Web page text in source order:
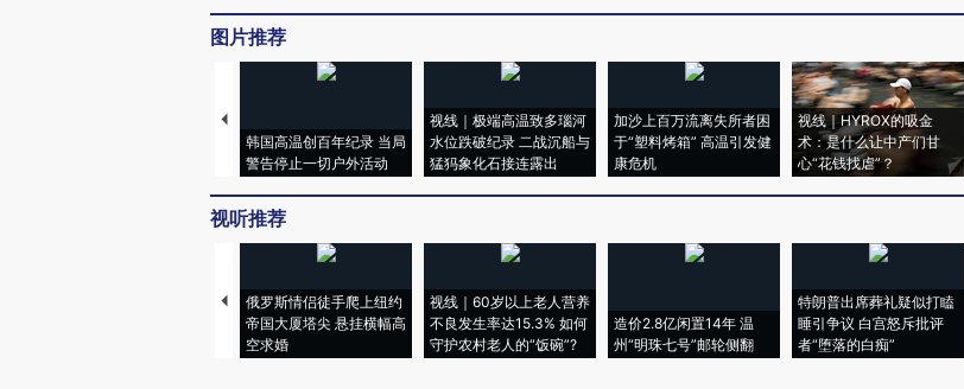
图片推荐
韩国高温创百年纪录 当局
警告停止一切户外活动
视线｜极端高温致多瑙河
水位跌破纪录 二战沉船与
猛犸象化石接连露出
加沙上百万流离失所者困
于“塑料烤箱” 高温引发健
康危机
视线｜HYROX的吸金
术：是什么让中产们甘
心“花钱找虐”？
视听推荐
俄罗斯情侣徒手爬上纽约
帝国大厦塔尖 悬挂横幅高
空求婚
视线｜60岁以上老人营养
不良发生率达15.3% 如何
守护农村老人的“饭碗”?
造价2.8亿闲置14年 温
州“明珠七号”邮轮侧翻
特朗普出席葬礼疑似打瞌
睡引争议 白宫怒斥批评
者“堕落的白痴”